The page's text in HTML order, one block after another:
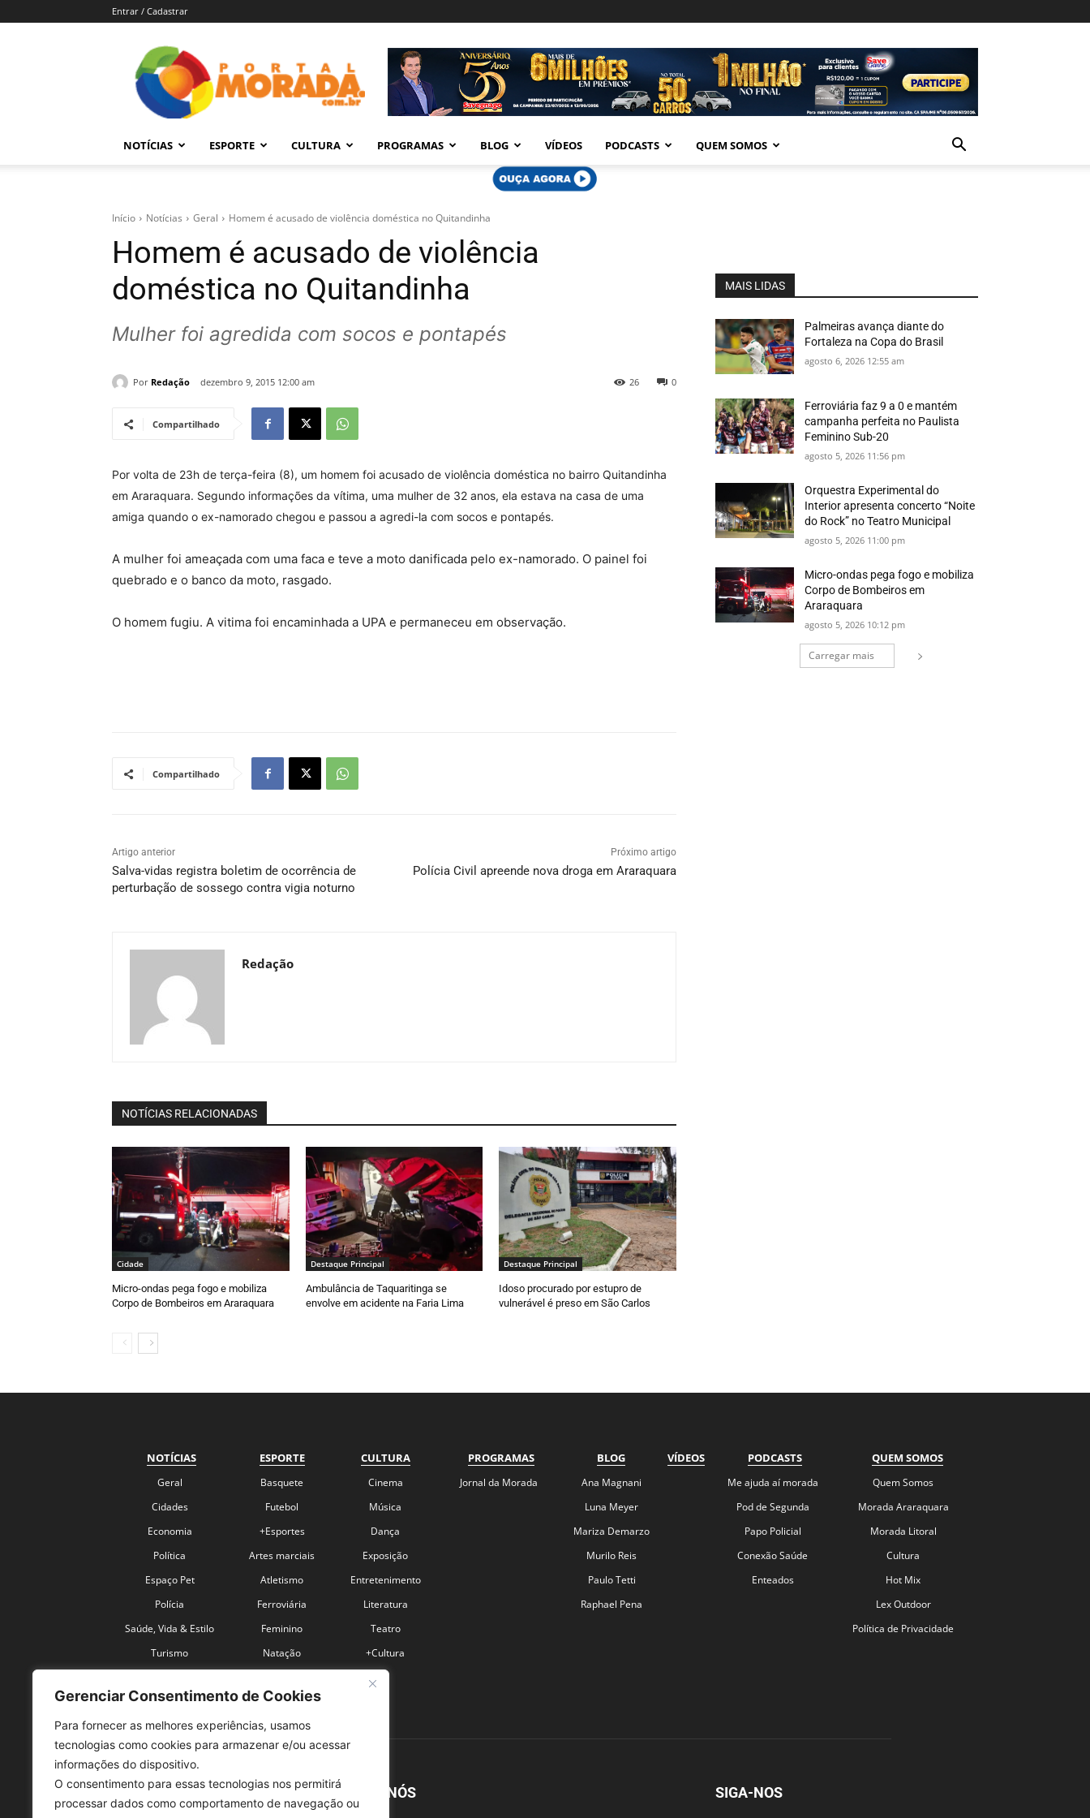
Gerenciar Consentimento de Cookies
Para fornecer as melhores experiências, usamos
tecnologias como cookies para armazenar e/ou acessar
informações do dispositivo.
O consentimento para essas tecnologias nos permitirá
processar dados como comportamento de navegação ou
Entrar / Cadastrar
Morada
–
Araraquara
NOTÍCIAS ESPORTE CULTURA PROGRAMAS BLOG VÍDEOS PODCASTS QUEM SOMOS
Início Notícias Geral Homem é acusado de violência doméstica no Quitandinha
Homem é acusado de violência
doméstica no Quitandinha
Mulher foi agredida com socos e pontapés
Por Redação dezembro 9, 2015 12:00 am 0
26
Compartilhado
Por volta de 23h de terça-feira (8), um homem foi acusado de violência doméstica no bairro Quitandinha
em Araraquara. Segundo informações da vítima, uma mulher de 32 anos, ela estava na casa de uma
amiga quando o ex-namorado chegou e passou a agredi-la com socos e pontapés.
A mulher foi ameaçada com uma faca e teve a moto danificada pelo ex-namorado. O painel foi
quebrado e o banco da moto, rasgado.
O homem fugiu. A vitima foi encaminhada a UPA e permaneceu em observação.
Compartilhado
Artigo anterior
Salva-vidas registra boletim de ocorrência de
perturbação de sossego contra vigia noturno
Próximo artigo
Polícia Civil apreende nova droga em Araraquara
Redação
NOTÍCIAS RELACIONADAS
Cidade
Micro-ondas pega fogo e mobiliza
Corpo de Bombeiros em Araraquara
Destaque Principal
Ambulância de Taquaritinga se
envolve em acidente na Faria Lima
Destaque Principal
Idoso procurado por estupro de
vulnerável é preso em São Carlos
MAIS LIDAS
Palmeiras avança diante do
Fortaleza na Copa do Brasil
agosto 6, 2026 12:55 am
Ferroviária faz 9 a 0 e mantém
campanha perfeita no Paulista
Feminino Sub-20
agosto 5, 2026 11:56 pm
Orquestra Experimental do
Interior apresenta concerto “Noite
do Rock” no Teatro Municipal
agosto 5, 2026 11:00 pm
Micro-ondas pega fogo e mobiliza
Corpo de Bombeiros em
Araraquara
agosto 5, 2026 10:12 pm
Carregar mais
NOTÍCIAS
Geral
Cidades
Economia
Política
Espaço Pet
Polícia
Saúde, Vida & Estilo
Turismo
ESPORTE
Basquete
Futebol
+Esportes
Artes marciais
Atletismo
Ferroviária
Feminino
Natação
CULTURA
Cinema
Música
Dança
Exposição
Entretenimento
Literatura
Teatro
+Cultura
PROGRAMAS
Jornal da Morada
BLOG
Ana Magnani
Luna Meyer
Mariza Demarzo
Murilo Reis
Paulo Tetti
Raphael Pena
VÍDEOS PODCASTS
Me ajuda aí morada
Pod de Segunda
Papo Policial
Conexão Saúde
Enteados
QUEM SOMOS
Quem Somos
Morada Araraquara
Morada Litoral
Cultura
Hot Mix
Lex Outdoor
Política de Privacidade
SOBRE NÓS SIGA-NOS